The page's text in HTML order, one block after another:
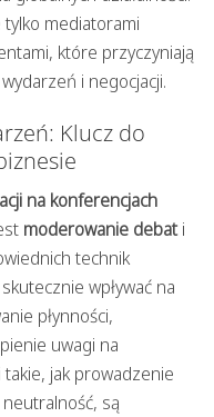
tylko mediatorami
które przyczyniają
i negocjacji.
Klucz do
na konferencjach
moderowanie debati
technik
wpływać na
płynności,
uwagi na
jak prowadzenie
są